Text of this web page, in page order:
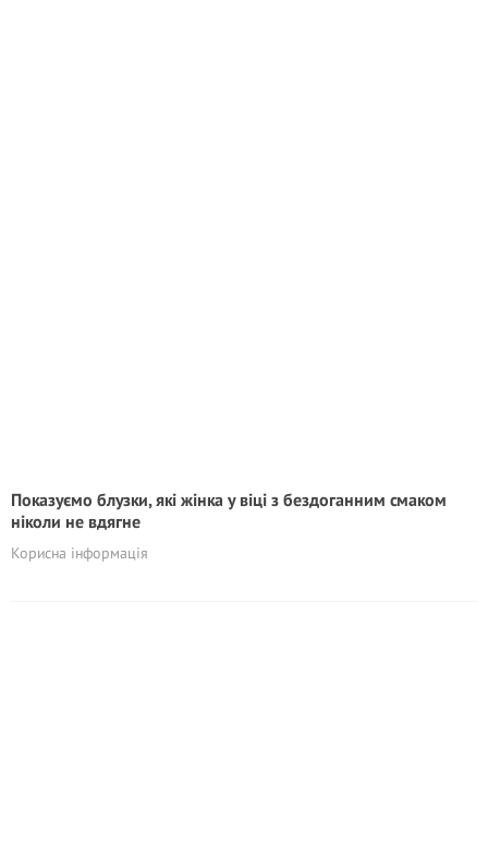
Показуємо блузки, які жінка у віці з бездоганним смаком
ніколи не вдягне
Корисна інформація